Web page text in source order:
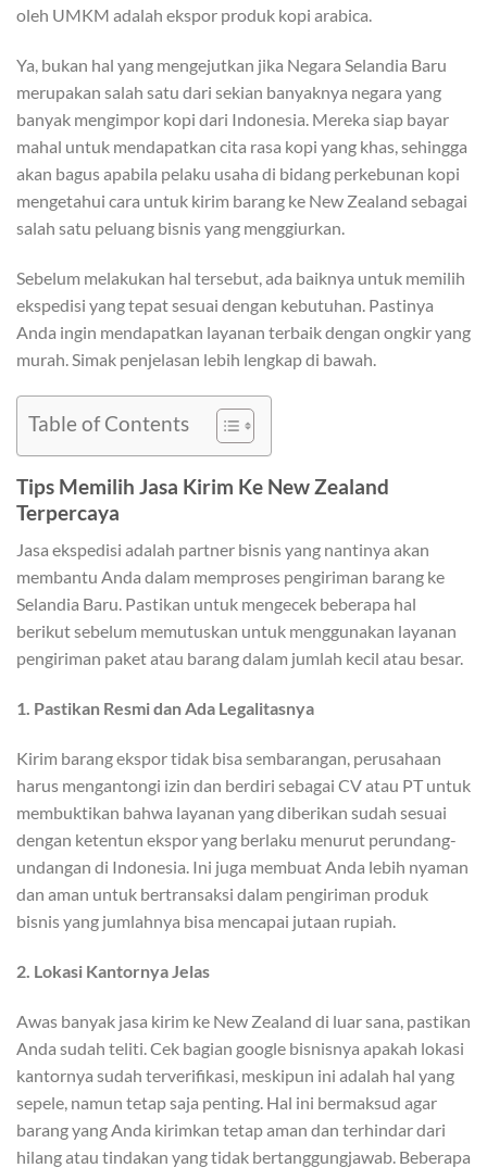
oleh UMKM adalah ekspor produk kopi arabica.
Ya, bukan hal yang mengejutkan jika Negara Selandia Baru
merupakan salah satu dari sekian banyaknya negara yang
banyak mengimpor kopi dari Indonesia. Mereka siap bayar
mahal untuk mendapatkan cita rasa kopi yang khas, sehingga
akan bagus apabila pelaku usaha di bidang perkebunan kopi
mengetahui cara untuk kirim barang ke New Zealand sebagai
salah satu peluang bisnis yang menggiurkan.
Sebelum melakukan hal tersebut, ada baiknya untuk memilih
ekspedisi yang tepat sesuai dengan kebutuhan. Pastinya
Anda ingin mendapatkan layanan terbaik dengan ongkir yang
murah. Simak penjelasan lebih lengkap di bawah.
Table of Contents
Tips Memilih Jasa Kirim Ke New Zealand
Terpercaya
Jasa ekspedisi adalah partner bisnis yang nantinya akan
membantu Anda dalam memproses pengiriman barang ke
Selandia Baru. Pastikan untuk mengecek beberapa hal
berikut sebelum memutuskan untuk menggunakan layanan
pengiriman paket atau barang dalam jumlah kecil atau besar.
1. Pastikan Resmi dan Ada Legalitasnya
Kirim barang ekspor tidak bisa sembarangan, perusahaan
harus mengantongi izin dan berdiri sebagai CV atau PT untuk
membuktikan bahwa layanan yang diberikan sudah sesuai
dengan ketentun ekspor yang berlaku menurut perundang-
undangan di Indonesia. Ini juga membuat Anda lebih nyaman
dan aman untuk bertransaksi dalam pengiriman produk
bisnis yang jumlahnya bisa mencapai jutaan rupiah.
2. Lokasi Kantornya Jelas
Awas banyak jasa kirim ke New Zealand di luar sana, pastikan
Anda sudah teliti. Cek bagian google bisnisnya apakah lokasi
kantornya sudah terverifikasi, meskipun ini adalah hal yang
sepele, namun tetap saja penting. Hal ini bermaksud agar
barang yang Anda kirimkan tetap aman dan terhindar dari
hilang atau tindakan yang tidak bertanggungjawab. Beberapa